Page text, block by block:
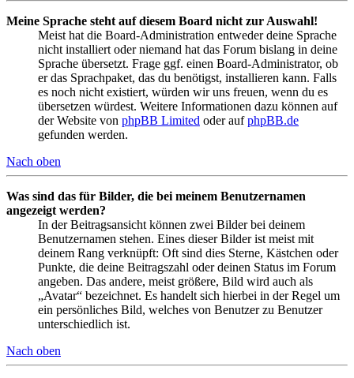
Meine Sprache steht auf diesem Board nicht zur Auswahl!
Meist hat die Board-Administration entweder deine Sprache
nicht installiert oder niemand hat das Forum bislang in deine
Sprache übersetzt. Frage ggf. einen Board-Administrator, ob
er das Sprachpaket, das du benötigst, installieren kann. Falls
es noch nicht existiert, würden wir uns freuen, wenn du es
übersetzen würdest. Weitere Informationen dazu können auf
der Website von phpBB Limited oder aufphpBB.de
gefunden werden.
Nach oben
Was sind das für Bilder, die bei meinem Benutzernamen
angezeigt werden?
In der Beitragsansicht können zwei Bilder bei deinem
Benutzernamen stehen. Eines dieser Bilder ist meist mit
deinem Rang verknüpft: Oft sind dies Sterne, Kästchen oder
Punkte, die deine Beitragszahl oder deinen Status im Forum
angeben. Das andere, meist größere, Bild wird auch als
„Avatar“ bezeichnet. Es handelt sich hierbei in der Regel um
ein persönliches Bild, welches von Benutzer zu Benutzer
unterschiedlich ist.
Nach oben